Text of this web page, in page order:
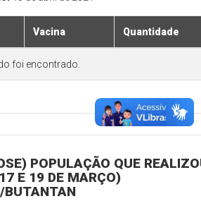
Vacina Quantidade
foi encontrado.
POPULAÇÃO QUE
E 19 DE MARÇO)
BUTANTAN